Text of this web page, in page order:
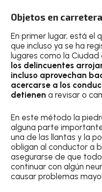
Objetos en carretera
En primer lugar, está el
que incluso ya se ha
lugares como la
los delincuentes
incluso aprovechan
acercarse a los
detienen a revisar o
En este método la
alguna parte
una de las llantas y la
obligan al conductor a
asegurarse de que
continuar con algún
causar problemas